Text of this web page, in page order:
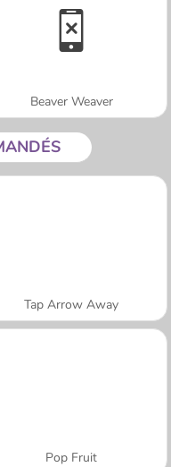
Beaver Weaver
Tap Arrow Away
Pop Fruit